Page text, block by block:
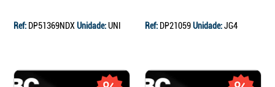
Ref: DP51369NDXUnidade:UNI Ref: DP21059Unidade:JG4